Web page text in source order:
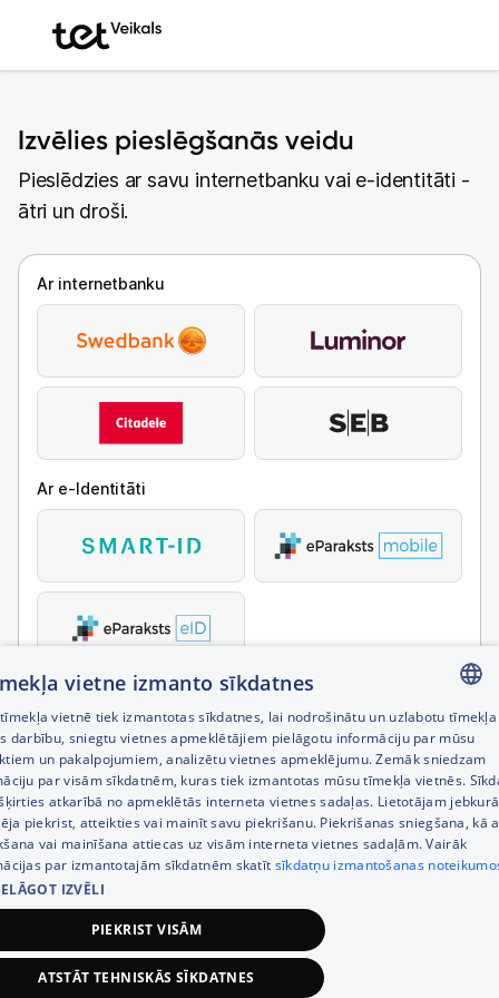
Izvēlies pieslēgšanās veidu
Pieslēdzies ar savu internetbanku vai e-identitāti -
ātri un droši.
Ar internetbanku
Ar e-Identitāti
LATVIAN
RUSSIAN
ENGLISH
vietne izmanto sīkdatnes
vietnē tiek izmantotas sīkdatnes, lai nodrošinātu un uzlabotu tīmekļa
darbību, sniegtu vietnes apmeklētājiem pielāgotu informāciju par mūsu
un pakalpojumiem, analizētu vietnes apmeklējumu. Zemāk sniedzam
par visām sīkdatnēm, kuras tiek izmantotas mūsu tīmekļa vietnēs.
atkarībā no apmeklētās interneta vietnes sadaļas. Lietotājam
piekrist, atteikties vai mainīt savu piekrišanu. Piekrišanas sniegšana, kā
vai mainīšana attiecas uz visām interneta vietnes sadaļām. Vairāk
par izmantotajām sīkdatnēm skatīt sīkdatņu izmantošanas
IZVĒLI
PIEKRIST VISĀM
ATSTĀT TEHNISKĀS SĪKDATNES